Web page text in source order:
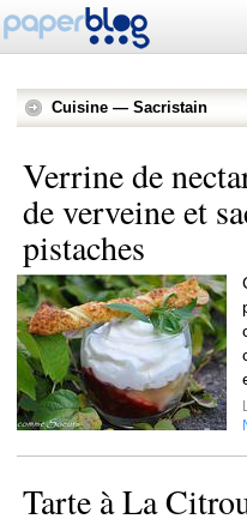
Cuisine — Sacristain
Verrine de
de verveine et
pistaches
Tarte à La